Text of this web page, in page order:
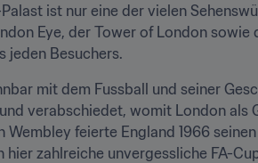
ist nur eine der vielen
Eye, der Tower of London
jeden Besuchers.
mit dem Fussball und seiner
verabschiedet, womit London als
Wembley feierte England 1966
hier zahlreiche unvergessliche FA-